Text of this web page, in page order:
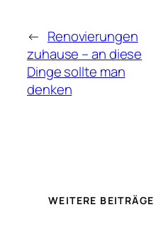
← Renovierungen
zuhause – an diese
Dinge sollte man
denken
WEITERE BEITRÄGE